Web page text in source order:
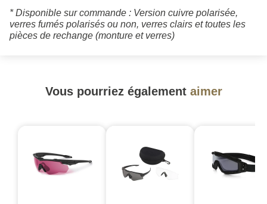
* Disponible sur commande : Version cuivre polarisée,
verres fumés polarisés ou non, verres clairs et toutes les
pièces de rechange (monture et verres)
Vous pourriez également aimer